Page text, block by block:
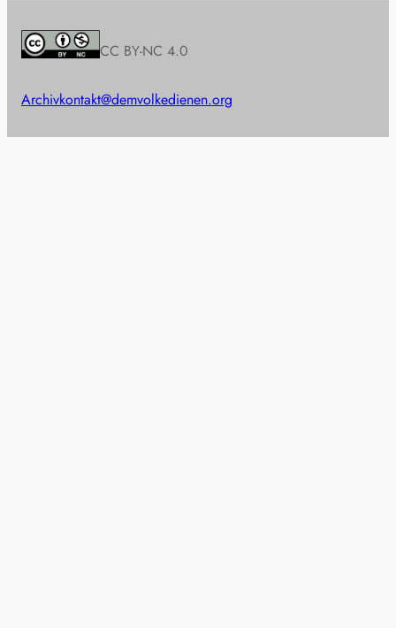
CC BY-NC 4.0
Archivkontakt@demvolkedienen.org